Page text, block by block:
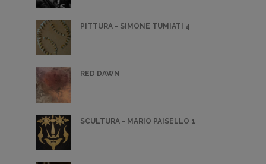
PITTURA - SIMONE TUMIATI 4
RED DAWN
SCULTURA - MARIO PAISELLO 1